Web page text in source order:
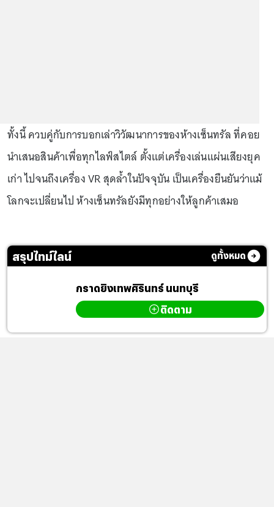
ทั้งนี้ ควบคู่กับการบอกเล่าวิวัฒนาการของห้างเซ็นทรัล ที่คอย
นำเสนอสินค้าเพื่อทุกไลฟ์สไตล์ ตั้งแต่เครื่องเล่นแผ่นเสียงยุค
เก่า ไปจนถึงเครื่อง VR สุดล้ำในปัจจุบัน เป็นเครื่องยืนยันว่าแม้
โลกจะเปลี่ยนไป ห้างเซ็นทรัลยังมีทุกอย่างให้ลูกค้าเสมอ
สรุปไทม์ไลน์ ดูทั้งหมด
กราดยิงเทพศิรินทร์ นนทบุรี
ติดตาม